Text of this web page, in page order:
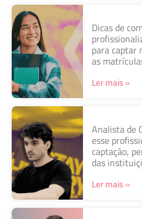
Dicas de
para captar
as
Ler mais »
Analista de
esse
captação,
das
Ler mais »